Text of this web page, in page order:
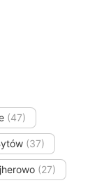
(47)
(37)
(27)